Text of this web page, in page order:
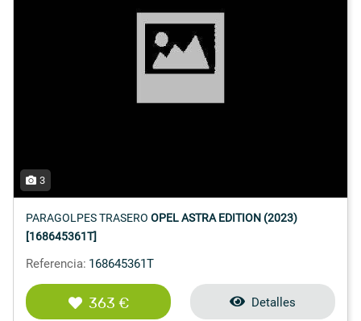
3
PARAGOLPES TRASERO OPEL ASTRA EDITION (2023)
[168645361T]
Referencia: 168645361T
363 € Detalles